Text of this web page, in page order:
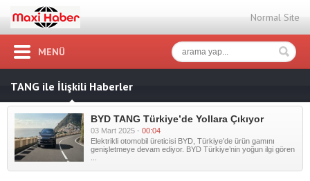
Normal Site
MENÜ
TANG ile İlişkili Haberler
BYD TANG Türkiye’de Yollara Çıkıyor
03 Mart 2025 - 00:04
Elektrikli otomobil üreticisi BYD, Türkiye’de ürün gamını
genişletmeye devam ediyor. BYD Türkiye’nin yoğun ilgi gören